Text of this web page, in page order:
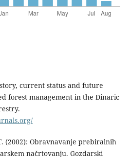
current status and future
forest management in the Dinaric
(2002): Obravnavanje prebiralnih
načrtovanju. Gozdarski